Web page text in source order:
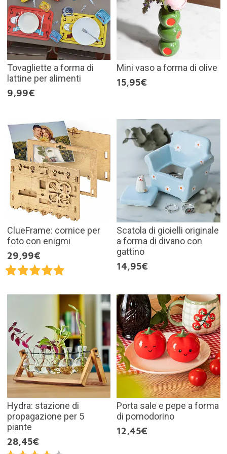
Tovagliette a forma di
lattine per alimenti
9,99€
Mini vaso a forma di olive
15,95€
ClueFrame: cornice per
foto con enigmi
29,99€
Scatola di gioielli originale
a forma di divano con
gattino
14,95€
Hydra: stazione di
propagazione per 5
piante
28,45€
Porta sale e pepe a forma
di pomodorino
12,45€